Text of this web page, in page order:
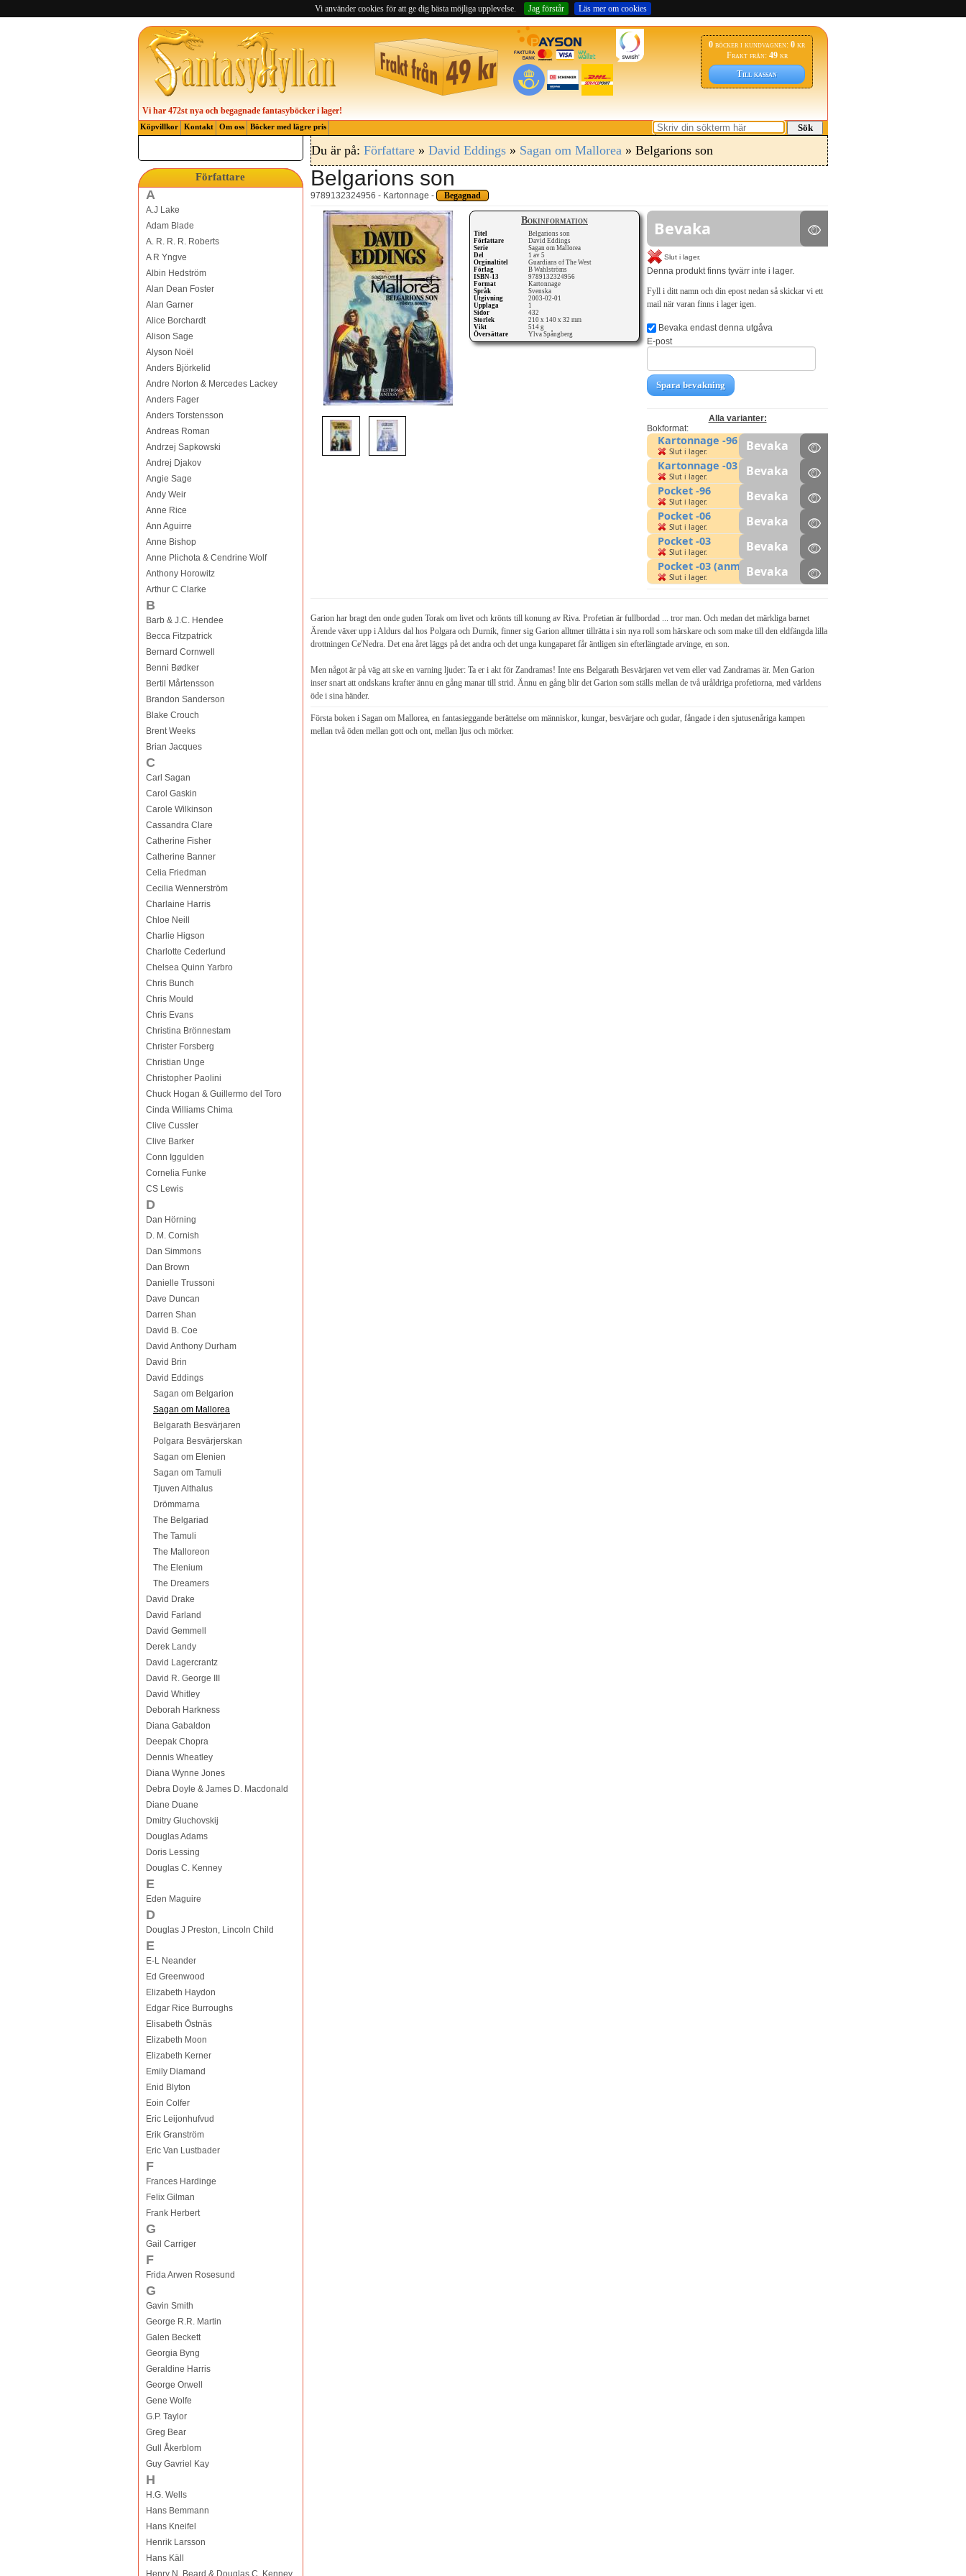
Vi använder cookies för att ge dig bästa möjliga upplevelse. Jag förstår Läs mer om cookies
0 böcker i kundvagnen:0kr
Frakt från: 49kr
Till kassan
Vi har 472st nya och begagnade fantasyböcker i lager!
Köpvillkor Kontakt Om oss Böcker med lägre pris Sök
Författare
A
A.J Lake
Adam Blade
A. R. R. R. Roberts
A R Yngve
Albin Hedström
Alan Dean Foster
Alan Garner
Alice Borchardt
Alison Sage
Alyson Noël
Anders Björkelid
Andre Norton & Mercedes Lackey
Anders Fager
Anders Torstensson
Andreas Roman
Andrzej Sapkowski
Andrej Djakov
Angie Sage
Andy Weir
Anne Rice
Ann Aguirre
Anne Bishop
Anne Plichota & Cendrine Wolf
Anthony Horowitz
Arthur C Clarke
B
Barb & J.C. Hendee
Becca Fitzpatrick
Bernard Cornwell
Benni Bødker
Bertil Mårtensson
Brandon Sanderson
Blake Crouch
Brent Weeks
Brian Jacques
C
Carl Sagan
Carol Gaskin
Carole Wilkinson
Cassandra Clare
Catherine Fisher
Catherine Banner
Celia Friedman
Cecilia Wennerström
Charlaine Harris
Chloe Neill
Charlie Higson
Charlotte Cederlund
Chelsea Quinn Yarbro
Chris Bunch
Chris Mould
Chris Evans
Christina Brönnestam
Christer Forsberg
Christian Unge
Christopher Paolini
Chuck Hogan & Guillermo del Toro
Cinda Williams Chima
Clive Cussler
Clive Barker
Conn Iggulden
Cornelia Funke
CS Lewis
D
Dan Hörning
D. M. Cornish
Dan Simmons
Dan Brown
Danielle Trussoni
Dave Duncan
Darren Shan
David B. Coe
David Anthony Durham
David Brin
David Eddings
Sagan om Belgarion
Sagan om Mallorea
Belgarath Besvärjaren
Polgara Besvärjerskan
Sagan om Elenien
Sagan om Tamuli
Tjuven Althalus
Drömmarna
The Belgariad
The Tamuli
The Malloreon
The Elenium
The Dreamers
David Drake
David Farland
David Gemmell
Derek Landy
David Lagercrantz
David R. George III
David Whitley
Deborah Harkness
Diana Gabaldon
Deepak Chopra
Dennis Wheatley
Diana Wynne Jones
Debra Doyle & James D. Macdonald
Diane Duane
Dmitry Gluchovskij
Douglas Adams
Doris Lessing
Douglas C. Kenney
E
Eden Maguire
D
Douglas J Preston, Lincoln Child
E
E-L Neander
Ed Greenwood
Elizabeth Haydon
Edgar Rice Burroughs
Elisabeth Östnäs
Elizabeth Moon
Elizabeth Kerner
Emily Diamand
Enid Blyton
Eoin Colfer
Eric Leijonhufvud
Erik Granström
Eric Van Lustbader
F
Frances Hardinge
Felix Gilman
Frank Herbert
G
Gail Carriger
F
Frida Arwen Rosesund
G
Gavin Smith
George R.R. Martin
Galen Beckett
Georgia Byng
Geraldine Harris
George Orwell
Gene Wolfe
G.P. Taylor
Greg Bear
Gull Åkerblom
Guy Gavriel Kay
H
H.G. Wells
Hans Bemmann
Hans Kneifel
Henrik Larsson
Hans Käll
Henry N. Beard & Douglas C. Kenney
Du är på: Författare» David Eddings» Sagan om Mallorea» Belgarions son
Belgarions son
9789132324956 - Kartonnage - Begagnad
Bokinformation
Titel
Belgarions son
Författare
David Eddings
Serie
Sagan om Mallorea
Del
1 av 5
Orginaltitel
Guardians of The West
Förlag
B Wahlströms
ISBN-13
9789132324956
Format
Kartonnage
Språk
Svenska
Utgivning
2003-02-01
Upplaga
1
Sidor
432
Storlek
210 x 140 x 32 mm
Vikt
514 g
Översättare
Ylva Spångberg
Bevaka
Slut i lager.
Denna produkt finns tyvärr inte i lager.
Fyll i ditt namn och din epost nedan så skickar vi ett
mail när varan finns i lager igen.
Bevaka endast denna utgåva
E-post
Spara bevakning
Alla varianter:
Bokformat:
Kartonnage -96
Slut i lager. Bevaka
Kartonnage -03
Slut i lager. Bevaka
Pocket -96
Slut i lager. Bevaka
Pocket -06
Slut i lager. Bevaka
Pocket -03
Slut i lager. Bevaka
Pocket -03 (anm)
Slut i lager. Bevaka
Garion har bragt den onde guden Torak om livet och krönts till konung av Riva. Profetian är fullbordad ... tror man. Och medan det märkliga barnet
Ärende växer upp i Aldurs dal hos Polgara och Durnik, finner sig Garion alltmer tillrätta i sin nya roll som härskare och som make till den eldfängda lilla
drottningen Ce'Nedra. Det ena året läggs på det andra och det unga kungaparet får äntligen sin efterlängtade arvinge, en son.
Men något är på väg att ske en varning ljuder: Ta er i akt för Zandramas! Inte ens Belgarath Besvärjaren vet vem eller vad Zandramas är. Men Garion
inser snart att ondskans krafter ännu en gång manar till strid. Ännu en gång blir det Garion som ställs mellan de två uråldriga profetiorna, med världens
öde i sina händer.
Första boken i Sagan om Mallorea, en fantasieggande berättelse om människor, kungar, besvärjare och gudar, fångade i den sjutusenåriga kampen
mellan två öden mellan gott och ont, mellan ljus och mörker.